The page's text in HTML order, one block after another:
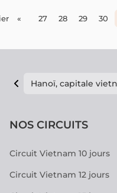
« 27 28 29 30
Hanoï, capitale
NOS CIRCUITS
Circuit Vietnam 10 jours
Circuit Vietnam 12 jours